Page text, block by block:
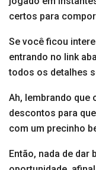
certos para
Se você ficou
entrando no link
todos os detalhes
Ah, lembrando que
descontos para
com um precinho
Então, nada de dar